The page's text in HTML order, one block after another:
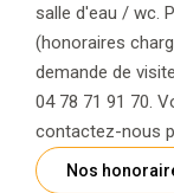
salle d'eau / wc.
(honoraires
demande de
04 78 71 91 70.
contactez-nous
Nos